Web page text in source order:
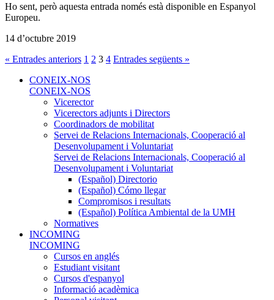
Ho sent, però aquesta entrada només està disponible en Espanyol
Europeu.
14 d’octubre 2019
« Entrades anteriors 1 2 3 4 Entrades següents »
CONEIX-NOS
CONEIX-NOS
Vicerector
Vicerectors adjunts i Directors
Coordinadors de mobilitat
Servei de Relacions Internacionals, Cooperació al
Desenvolupament i Voluntariat
Servei de Relacions Internacionals, Cooperació al
Desenvolupament i Voluntariat
(Español) Directorio
(Español) Cómo llegar
Compromisos i resultats
(Español) Política Ambiental de la UMH
Normatives
INCOMING
INCOMING
Cursos en anglés
Estudiant visitant
Cursos d'espanyol
Informació acadèmica